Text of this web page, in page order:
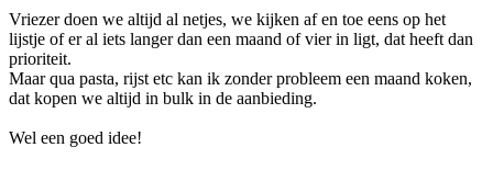
Vriezer doen we altijd al netjes, we kijken af en toe eens op het
lijstje of er al iets langer dan een maand of vier in ligt, dat heeft dan
prioriteit.
Maar qua pasta, rijst etc kan ik zonder probleem een maand koken,
dat kopen we altijd in bulk in de aanbieding.
Wel een goed idee!